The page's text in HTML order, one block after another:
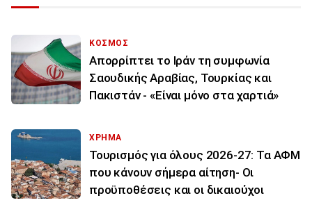
ΚΟΣΜΟΣ
Απορρίπτει το Ιράν τη συμφωνία
Σαουδικής Αραβίας, Τουρκίας και
Πακιστάν - «Είναι μόνο στα χαρτιά»
ΧΡΗΜΑ
Τουρισμός για όλους 2026-27: Τα ΑΦΜ
που κάνουν σήμερα αίτηση- Οι
προϋποθέσεις και οι δικαιούχοι